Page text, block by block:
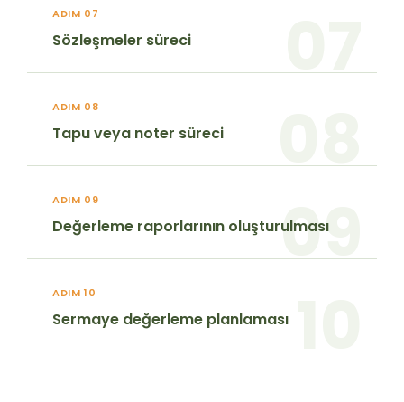
ADIM 07
Sözleşmeler süreci 07
ADIM 08
Tapu veya noter süreci 08
ADIM 09
Değerleme raporlarının oluşturulması
09
ADIM 10
Sermaye değerleme planlaması